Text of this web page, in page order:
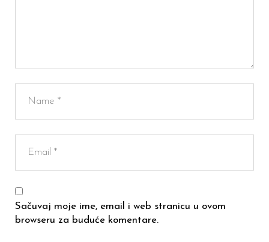
Sačuvaj moje ime, email i web stranicu u ovom
browseru za buduće komentare.